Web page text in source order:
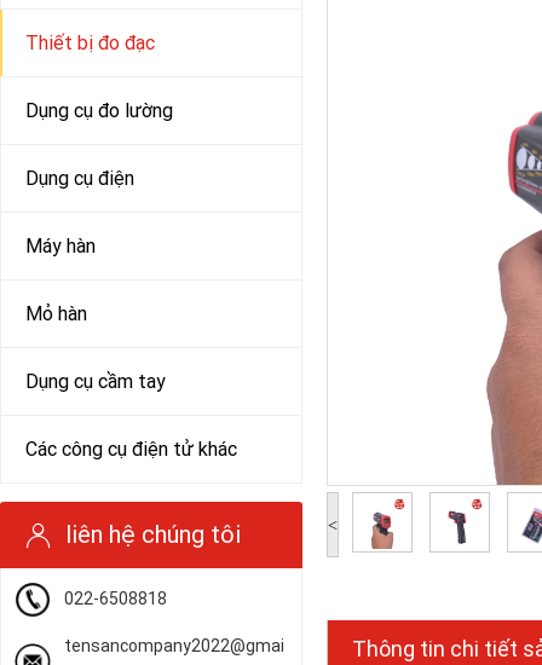
Thiết bị đo đạc
Dụng cụ đo lường
Dụng cụ điện
Máy hàn
Mỏ hàn
Dụng cụ cầm tay
Các công cụ điện tử khác
liên hệ chúng tôi
022-6508818
tensancompany2022@gmai
<
Thông tin chi tiết